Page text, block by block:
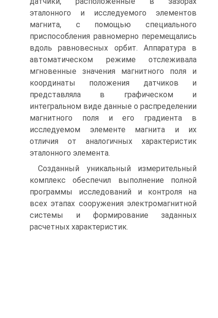
эталонного и исследуемого элементов
магнита, с помощью специального
приспособления равномерно перемещались
вдоль равновесных орбит. Аппаратура в
автоматическом режиме отслеживала
мгновенные значения магнитного поля и
координаты положения датчиков и
представляла в графическом и
интегральном виде данные о распределении
магнитного поля и его градиента в
исследуемом элементе магнита и их
отличия от аналогичных характеристик
эталонного элемента.
Созданный уникальный измерительный
комплекс обеспечил выполнение полной
программы исследований и контроля на
всех этапах сооружения электромагнитной
системы и формирование заданных
расчетных характеристик.